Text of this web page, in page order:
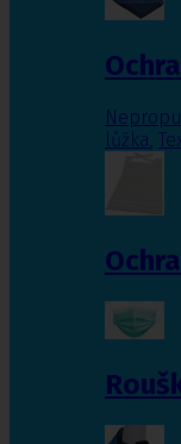
lůžka,